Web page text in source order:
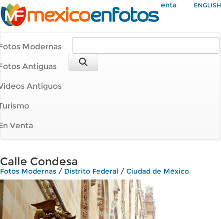
Mi Cuenta ENGLISH
Modernas
Antiguas
Antiguos
Venta
Calle Condesa
Fotos Modernas / Distrito Federal / Ciudad de México